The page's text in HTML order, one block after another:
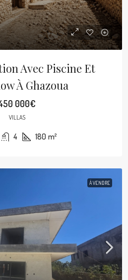
Avec Piscine Et
À Ghazoua
000€
VILLAS
4 180 m²
À VENDRE